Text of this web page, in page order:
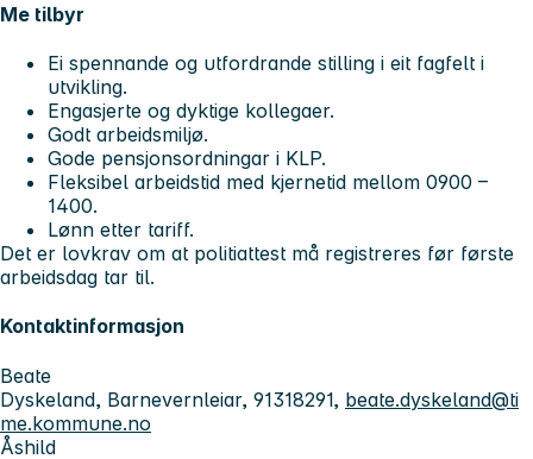
Me tilbyr
Ei spennande og utfordrande stilling i eit fagfelt i
utvikling.
Engasjerte og dyktige kollegaer.
Godt arbeidsmiljø.
Gode pensjonsordningar i KLP.
Fleksibel arbeidstid med kjernetid mellom 0900 –
1400.
Lønn etter tariff.
Det er lovkrav om at politiattest må registreres før første
arbeidsdag tar til.
Kontaktinformasjon
Beate
Dyskeland, Barnevernleiar, 91318291, beate.dyskeland@ti
me.kommune.no
Åshild